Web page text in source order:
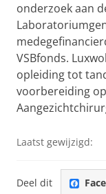
onderzoek aan
VSBfonds.
opleiding tot
voorbereiding
Laatst gewijzigd:
Deel dit